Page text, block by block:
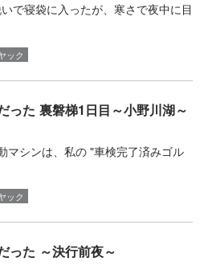
で寝袋に入ったが、寒さで夜中に目
ック
った 裏磐梯1日目～小野川湖～
マシンは、私の "車検完了済みゴル
ック
った ～決行前夜～